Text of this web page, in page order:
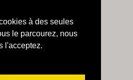
à des seules
le parcourez, nous
l'acceptez.